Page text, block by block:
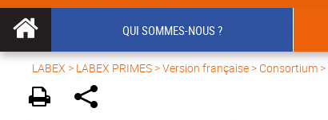
QUI SOMMES-NOUS ?
LABEX > LABEX PRIMES>Version française> Consortium >